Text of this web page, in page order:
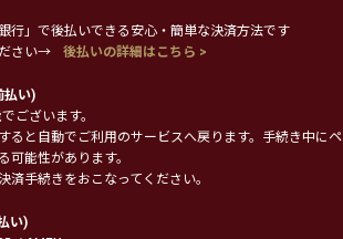
行」で後払いできる安心・簡単な決済方法です
さい→
後払いの詳細はこちら >
払い)
ございます。
ると自動でご利用のサービスへ戻ります。手続き中にペ
可能性があります。
手続きをおこなってください。
い)